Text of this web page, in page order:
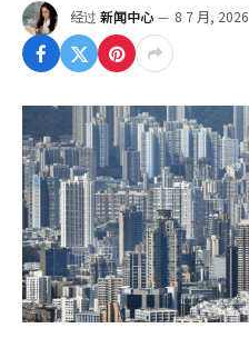
经过 新闻中心 8 7 月, 2026